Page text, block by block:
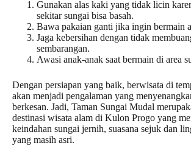
Gunakan alas kaki yang tidak licin
sekitar sungai bisa basah.
Bawa pakaian ganti jika ingin bermain
Jaga kebersihan dengan tidak
sembarangan.
Awasi anak-anak saat bermain di area
Dengan persiapan yang baik, berwisata di
akan menjadi pengalaman yang
berkesan. Jadi, Taman Sungai Mudal
destinasi wisata alam di Kulon Progo yang
keindahan sungai jernih, suasana sejuk dan
yang masih asri.